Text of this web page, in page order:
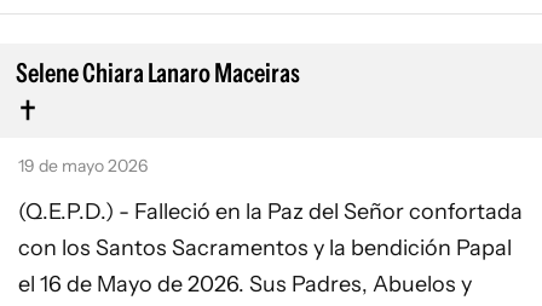
ARGENTINA
ESPAÑA
ESTADOS UNIDOS
Selene Chiara Lanaro Maceiras
19 de mayo 2026
(Q.E.P.D.) - Falleció en la Paz del Señor confortada
con los Santos Sacramentos y la bendición Papal
el 16 de Mayo de 2026. Sus Padres, Abuelos y